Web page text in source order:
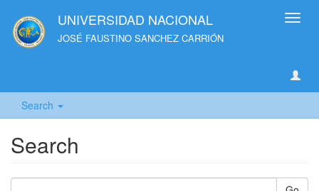
UNIVERSIDAD NACIONAL
JOSÉ FAUSTINO SANCHEZ CARRIÓN
Search
Search